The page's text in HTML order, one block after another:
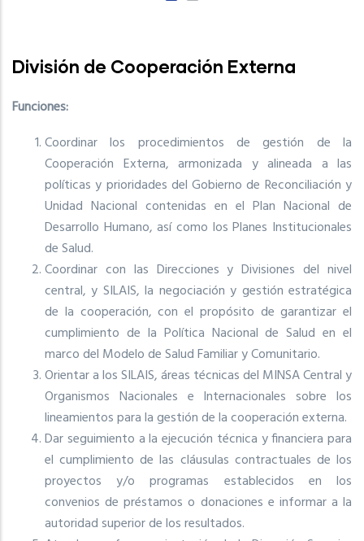
División de Cooperación Externa
Funciones:
Coordinar los procedimientos de gestión de la
Cooperación Externa, armonizada y alineada a las
políticas y prioridades del Gobierno de Reconciliación y
Unidad Nacional contenidas en el Plan Nacional de
Desarrollo Humano, así como los Planes Institucionales
de Salud.
Coordinar con las Direcciones y Divisiones del nivel
central, y SILAIS, la negociación y gestión estratégica
de la cooperación, con el propósito de garantizar el
cumplimiento de la Política Nacional de Salud en el
marco del Modelo de Salud Familiar y Comunitario.
Orientar a los SILAIS, áreas técnicas del MINSA Central y
Organismos Nacionales e Internacionales sobre los
lineamientos para la gestión de la cooperación externa.
Dar seguimiento a la ejecución técnica y financiera para
el cumplimiento de las cláusulas contractuales de los
proyectos y/o programas establecidos en los
convenios de préstamos o donaciones e informar a la
autoridad superior de los resultados.